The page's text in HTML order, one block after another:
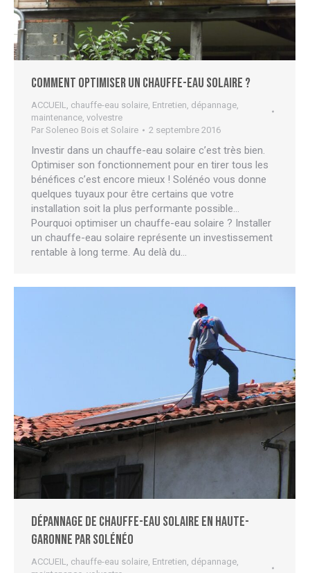
Comment optimiser un chauffe-eau solaire ?
ACCUEIL chauffe-eau solaire Entretien, dépannage,
maintenance volvestre
Par Soleneo Bois et Solaire 2 septembre 2016
Investir dans un chauffe-eau solaire c’est très bien.
Optimiser son fonctionnement pour en tirer tous les
bénéfices c’est encore mieux ! Solénéo vous donne
quelques tuyaux pour être certains que votre
installation soit la plus performante possible…
Pourquoi optimiser un chauffe-eau solaire ? Installer
un chauffe-eau solaire représente un investissement
rentable à long terme. Au delà du…
Dépannage de chauffe-eau solaire en Haute-
Garonne par Solénéo
ACCUEIL chauffe-eau solaire Entretien, dépannage,